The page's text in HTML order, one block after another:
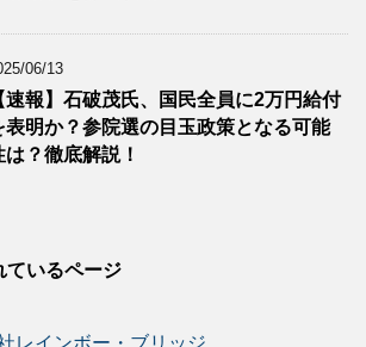
06/13
速報】石破茂氏、国民全員に2万円給付
表明か？参院選の目玉政策となる可能
は？徹底解説！
ているページ
レインボー・ブリッジ